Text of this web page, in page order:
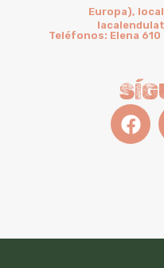
Europa), local
Teléfonos: Elena